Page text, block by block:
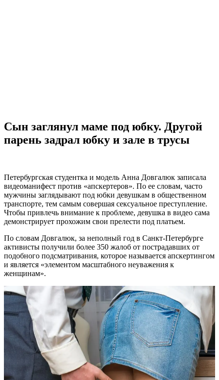
Сын заглянул маме под юбку. Другой
парень задрал юбку и зале в трусы
Петербургская студентка и модель Анна Довгалюк записала
видеоманифест против «апскертеров». По ее словам, часто
мужчины заглядывают под юбки девушкам в общественном
транспорте, тем самым совершая сексуальное преступление.
Чтобы привлечь внимание к проблеме, девушка в видео сама
демонстрирует прохожим свои прелести под платьем.
По словам Довгалюк, за неполный год в Санкт-Петербурге
активисты получили более 350 жалоб от пострадавших от
подобного подсматривания, которое называется апскертингом
и является «элементом масштабного неуважения к
женщинам».